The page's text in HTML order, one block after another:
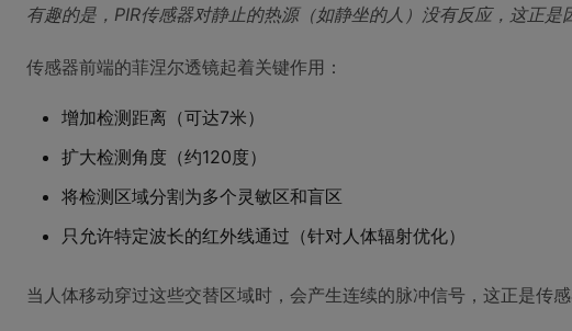
有趣的是，PIR传感器对静止的热源（如静坐的人）没有反应，这正是
传感器前端的菲涅尔透镜起着关键作用：
增加检测距离（可达7米）
扩大检测角度（约120度）
将检测区域分割为多个灵敏区和盲区
只允许特定波长的红外线通过（针对人体辐射优化）
当人体移动穿过这些交替区域时，会产生连续的脉冲信号，这正是传